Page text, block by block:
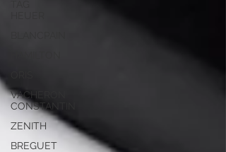
VACHERON
CONSTANTIN
ZENITH
BREGUET